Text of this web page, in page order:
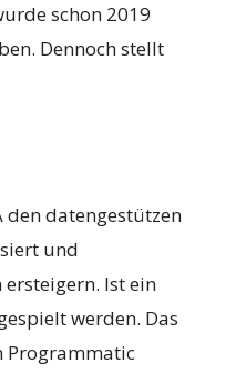
schon 2019
Dennoch stellt
datengestützen
und
Ist ein
werden. Das
Programmatic